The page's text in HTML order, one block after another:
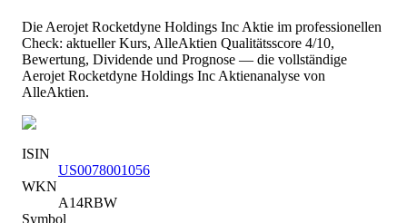
Die Aerojet Rocketdyne Holdings Inc Aktie im professionellen
Check: aktueller Kurs, AlleAktien Qualitätsscore 4/10,
Bewertung, Dividende und Prognose — die vollständige
Aerojet Rocketdyne Holdings Inc Aktienanalyse von
AlleAktien.
ISIN
US0078001056
WKN
A14RBW
Symbol